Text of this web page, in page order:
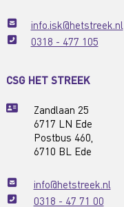
info.isk@hetstreek.nl
0318 - 477 105
CSG HET STREEK
Zandlaan 25
6717 LN Ede
Postbus 460,
6710 BL Ede
info@hetstreek.nl
0318 - 47 71 00